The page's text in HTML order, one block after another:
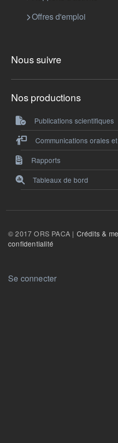
Offres d'emploi
Nous suivre
Nos productions
Publications scientifiques
Communications orales
Rapports
Tableaux de bord
© 2017 ORS PACA | Crédits &
confidentialité
User account menu
Se connecter